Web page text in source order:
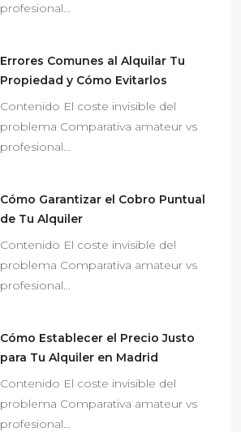
profesional…
Errores Comunes al Alquilar Tu
Propiedad y Cómo Evitarlos
Contenido El coste invisible del
problema Comparativa amateur vs
profesional…
Cómo Garantizar el Cobro Puntual
de Tu Alquiler
Contenido El coste invisible del
problema Comparativa amateur vs
profesional…
Cómo Establecer el Precio Justo
para Tu Alquiler en Madrid
Contenido El coste invisible del
problema Comparativa amateur vs
profesional…